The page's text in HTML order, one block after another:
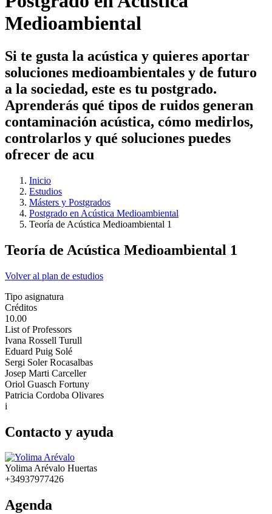
Medioambiental
Si te gusta la acústica y quieres aportar
soluciones medioambientales y de futuro
a la sociedad, este es tu postgrado.
Aprenderás qué tipos de ruidos generan
contaminación acústica, cómo medirlos,
controlarlos y qué soluciones puedes
ofrecer de acu
Inicio
Estudios
Másters y Postgrados
Postgrado en Acústica Medioambiental
Teoría de Acústica Medioambiental 1
Teoría de Acústica Medioambiental 1
Volver al plan de estudios
Tipo asignatura
Créditos
10.00
List of Professors
Ivana Rossell Turull
Eduard Puig Solé
Sergi Soler Rocasalbas
Josep Marti Carceller
Oriol Guasch Fortuny
Patricia Cordoba Olivares
i
Contacto y ayuda
Yolima Arévalo Huertas
+34937977426
Agenda